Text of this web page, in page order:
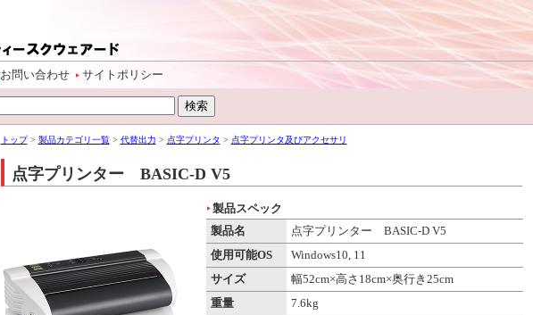
お問い合わせ サイトポリシー
トップ> 製品カテゴリ一覧> 代替出力 > 点字プリンタ > 点字プリンタ及びアクセサリ
点字プリンター BASIC-D V5
製品スペック
製品名
点字プリンター BASIC-D V5
使用可能OS
Windows10, 11
サイズ
幅52cm×高さ18cm×奥行き25cm
重量
7.6kg